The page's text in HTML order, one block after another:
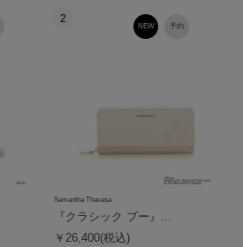
2
予約
NEW
Samantha Thavasa
『クラシック プー』...
￥26,400(税込)